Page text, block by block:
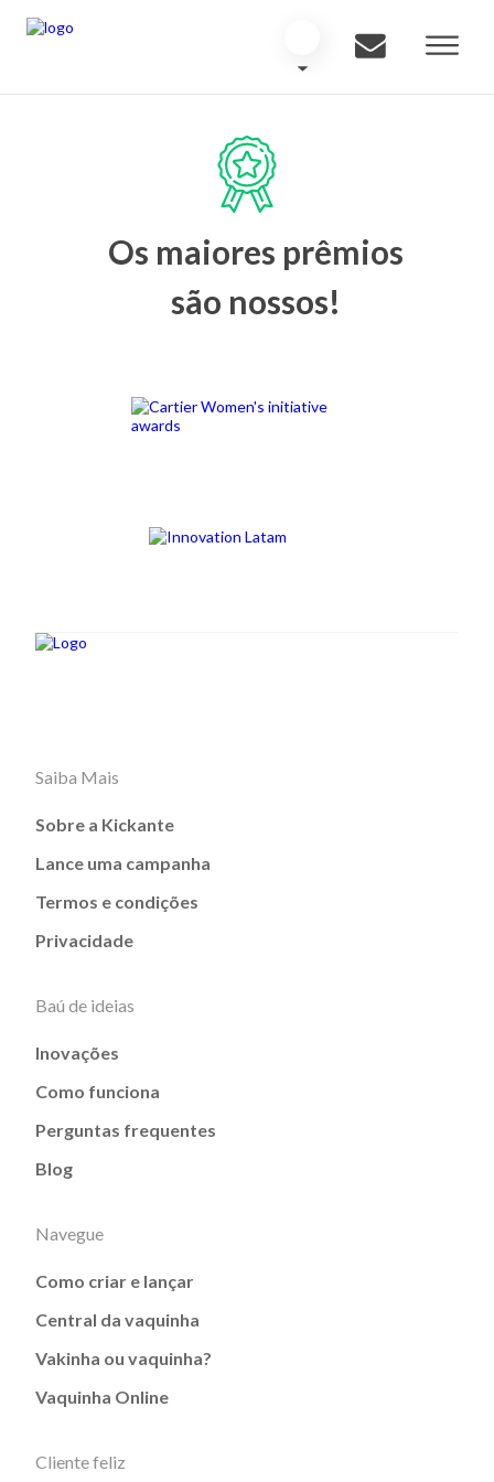
Os maiores prêmios
são nossos!
Saiba Mais
Sobre a Kickante
Lance uma campanha
Termos e condições
Privacidade
Baú de ideias
Inovações
Como funciona
Perguntas frequentes
Blog
Navegue
Como criar e lançar
Central da vaquinha
Vakinha ou vaquinha?
Vaquinha Online
Cliente feliz